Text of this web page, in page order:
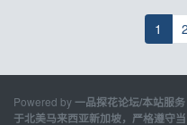
1 2
Powered by一品探花论坛/本站服务
于北美马来西亚新加坡，严格遵守当